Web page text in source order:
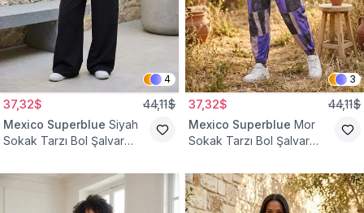
4
37,32$ 44,11$
Mexico Superblue Siyah
Sokak Tarzı Bol Şalvar
3
37,32$ 44,11$
Mexico Superblue Mor
Sokak Tarzı Bol Şalvar